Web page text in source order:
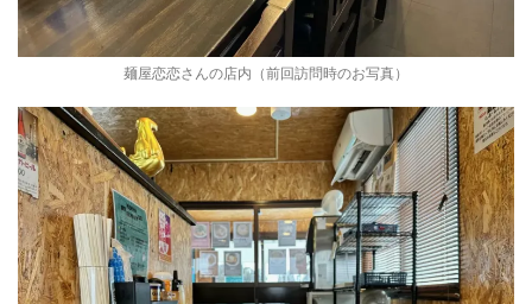
麺屋恋恋さんの店内（前回訪問時のお写真）